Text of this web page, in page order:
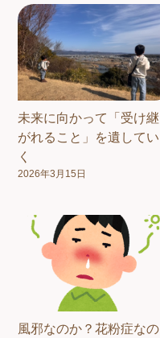
未来に向かって「受け継
がれること」を遺してい
く
2026年3月15日
風邪なのか？花粉症なの